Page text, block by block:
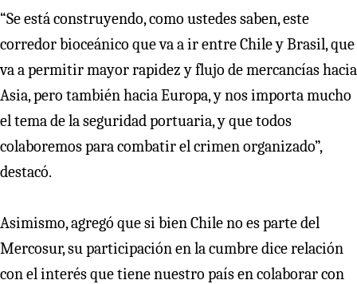
“Se está construyendo, como ustedes saben, este
corredor bioceánico que va a ir entre Chile y Brasil, que
va a permitir mayor rapidez y flujo de mercancías hacia
Asia, pero también hacia Europa, y nos importa mucho
el tema de la seguridad portuaria, y que todos
colaboremos para combatir el crimen organizado”,
destacó.
Asimismo, agregó que si bien Chile no es parte del
Mercosur, su participación en la cumbre dice relación
con el interés que tiene nuestro país en colaborar con